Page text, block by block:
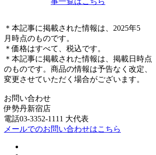
＊本記事に掲載された情報は、2025年5
月時点のものです。
＊価格はすべて、税込です。
＊本記事に掲載された情報は、掲載日時点
のものです。商品の情報は予告なく改定、
変更させていただく場合がございます。
お問い合わせ
伊勢丹新宿店
電話03-3352-1111 大代表
メールでのお問い合わせはこちら